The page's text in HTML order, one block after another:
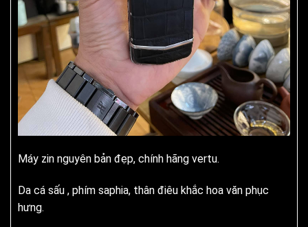
Máy zin nguyên bản đẹp, chính hãng vertu.
Da cá sấu , phím saphia, thân điêu khắc hoa văn phục
hưng.